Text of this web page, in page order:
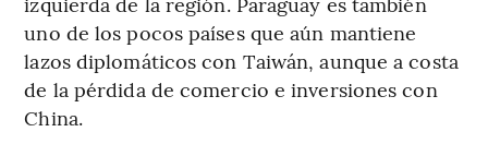
uno de los pocos países que aún mantiene
lazos diplomáticos con Taiwán, aunque a costa
de la pérdida de comercio e inversiones con
China.